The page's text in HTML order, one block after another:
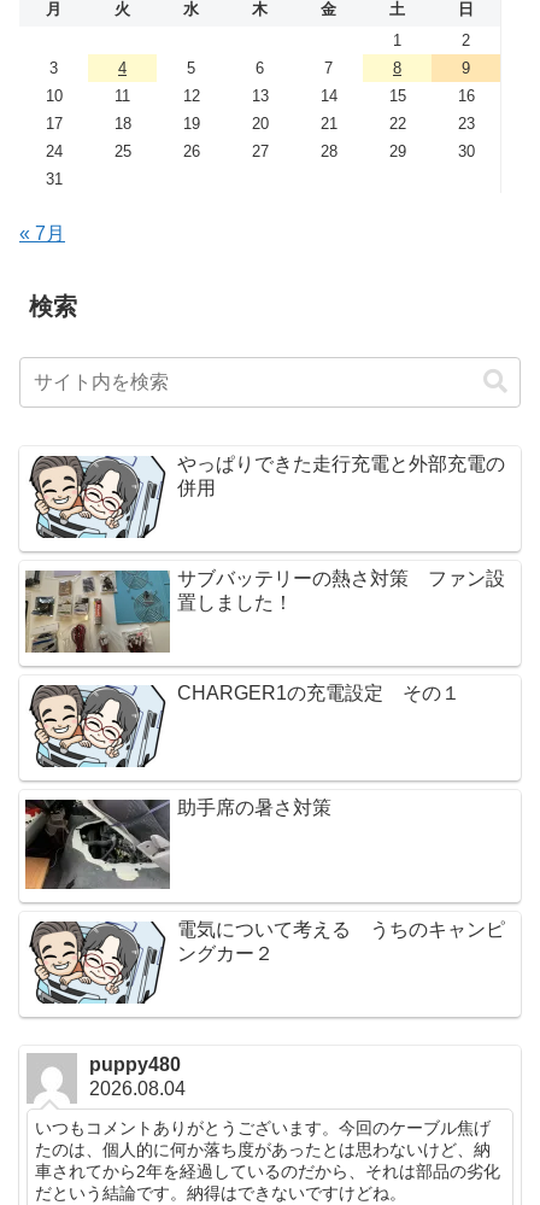
月 火 水 木 金 土
日
1
2
3
4 5 6 7 8
9
10
11 12 13 14 15
16
17
18 19 20 21 22
23
24
25 26 27 28 29
30
31
« 7月
検索
やっぱりできた走行充電と外部充電の
併用
サブバッテリーの熱さ対策 ファン設
置しました！
CHARGER1の充電設定 その１
助手席の暑さ対策
電気について考える うちのキャンピ
ングカー２
puppy480
2026.08.04
いつもコメントありがとうございます。今回のケーブル焦げ
たのは、個人的に何か落ち度があったとは思わないけど、納
車されてから2年を経過しているのだから、それは部品の劣化
だという結論です。納得はできないですけどね。